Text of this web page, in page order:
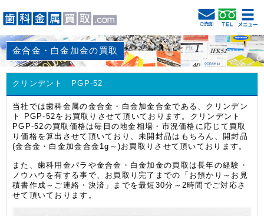
金合金・白金加金の買取
クリンデント PGP-52
当社では歯科金属の金合金・白金加金合金である、クリンデン
ト PGP-52をお買取りさせて頂いております。クリンデント
PGP-52の買取価格は毎日の地金相場・市況価格に応じて買取
り価格を算出させて頂いており、未開封品はもちろん、開封品
(金合金・白金加金合金1g～)お買取りさせて頂いております。
また、歯科用金パラや金合金・白金加金の買取は長年の経験・
ノウハウを有する事で、お買取り完了までの「お預かり～お見
積書作成～ご連絡・決済」までを最短30分～2時間でご対応さ
せて頂いております。